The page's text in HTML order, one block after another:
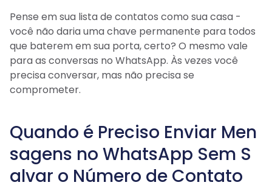
Pense em sua lista de contatos como sua casa -
você não daria uma chave permanente para todos
que baterem em sua porta, certo? O mesmo vale
para as conversas no WhatsApp. Às vezes você
precisa conversar, mas não precisa se
comprometer.
Quando é Preciso Enviar Men
sagens no WhatsApp Sem S
alvar o Número de Contato